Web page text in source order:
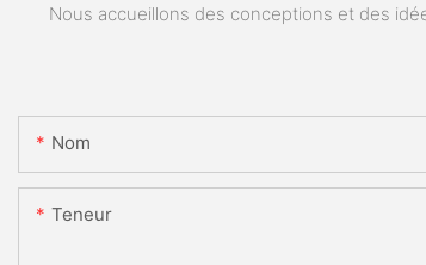
Nous accueillons des conceptions et des
Nom
Teneur